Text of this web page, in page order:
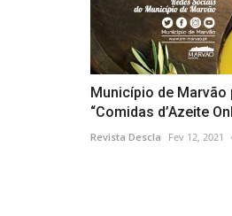
Município de Marvão
“Comidas d’Azeite
Revista Descla Fev 12, 2021